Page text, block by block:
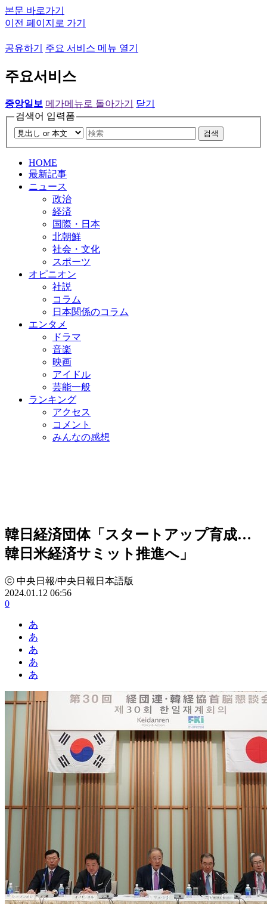
본문 바로가기
이전 페이지로 가기
공유하기 주요 서비스 메뉴 열기
주요서비스
중앙일보 메가메뉴로 돌아가기
닫기
검색어 입력폼
검색
HOME
最新記事
ニュース
政治
経済
国際・日本
北朝鮮
社会・文化
スポーツ
オピニオン
社説
コラム
日本関係のコラム
エンタメ
ドラマ
音楽
映画
アイドル
芸能一般
ランキング
アクセス
コメント
みんなの感想
韓日経済団体「スタートアップ育成…
韓日米経済サミット推進へ」
ⓒ 中央日報/中央日報日本語版
2024.01.12 06:56
0
あ
あ
あ
あ
あ